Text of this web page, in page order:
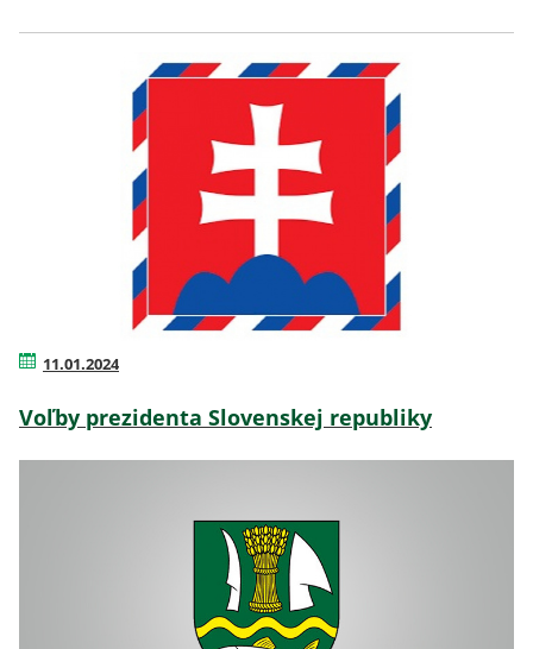
11.01.2024
Voľby prezidenta Slovenskej republiky